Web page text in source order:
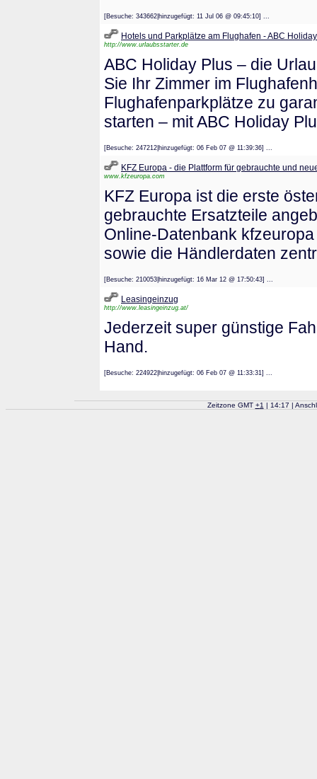
[Besuche: 343662|hinzugefügt: 11 Jul 06 @ 09:45:10] ...
Hotels und Parkplätze am Flughafen - ABC
http://www.urlaubsstarter.de
ABC Holiday Plus – die
Sie Ihr Zimmer im
Flughafenparkplätze zu
starten – mit ABC Holiday
[Besuche: 247212|hinzugefügt: 06 Feb 07 @ 11:39:36] ...
KFZ Europa - die Plattform für gebrauchte und
www.kfzeuropa.com
KFZ Europa ist die erste
gebrauchte Ersatzteile
Online-Datenbank
sowie die Händlerdaten
[Besuche: 210053|hinzugefügt: 16 Mar 12 @ 17:50:43] ...
Leasingeinzug
http://www.leasingeinzug.at/
Jederzeit super günstige
Hand.
[Besuche: 224922|hinzugefügt: 06 Feb 07 @ 11:33:31] ...
Zeitzone GMT +1 | 14:17 |